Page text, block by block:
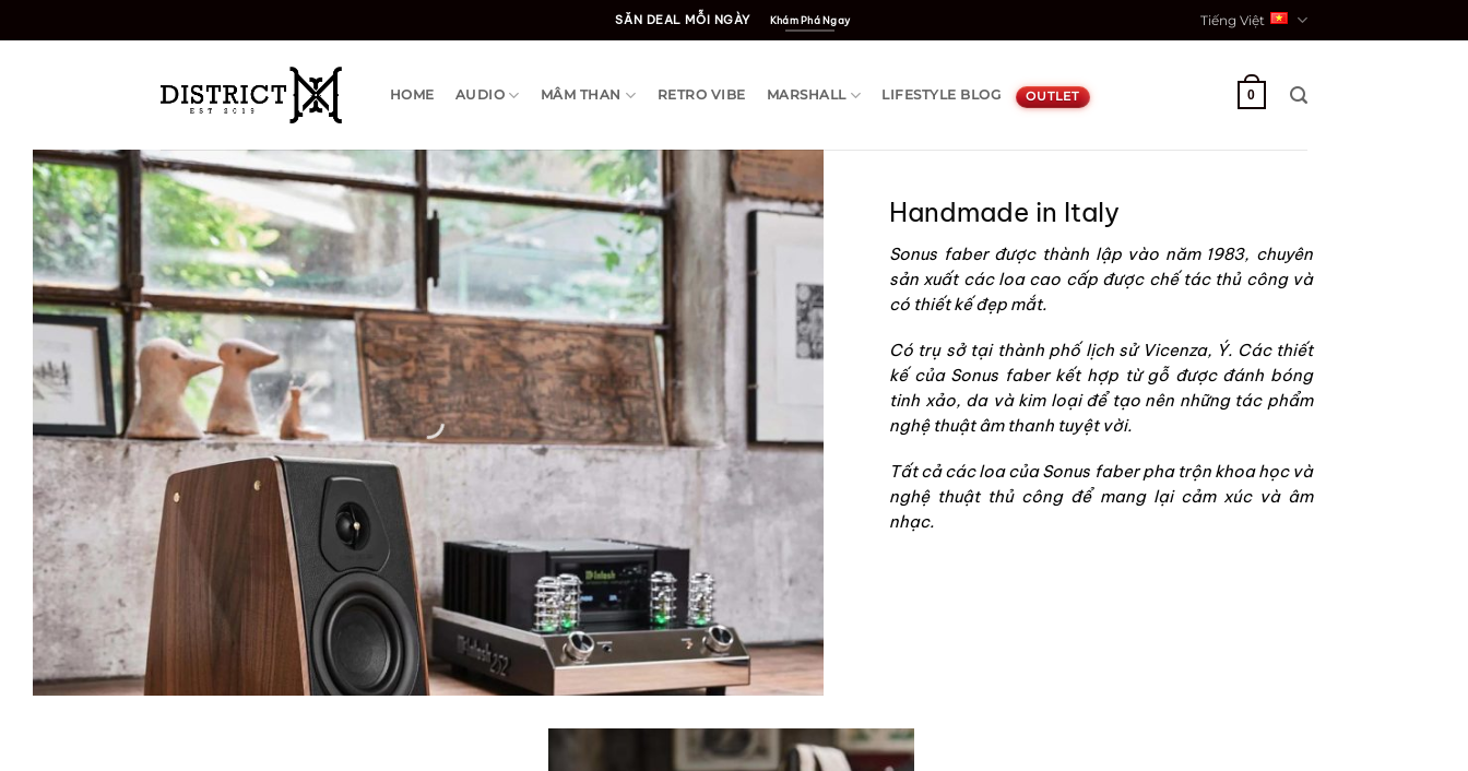
qua
SĂN DEAL MỖI NGÀY Khám Phá Ngay Tiếng Việt
HOME AUDIO MÂM THAN RETRO VIBE MARSHALL LIFESTYLE BLOG OUTLET 0
Handmade in Italy
Sonus faber được thành lập vào năm 1983, chuyên
sản xuất các loa cao cấp được chế tác thủ công và
có thiết kế đẹp mắt.
Có trụ sở tại thành phố lịch sử Vicenza, Ý. Các thiết
kế của Sonus faber kết hợp từ gỗ được đánh bóng
tinh xảo, da và kim loại để tạo nên những tác phẩm
nghệ thuật âm thanh tuyệt vời.
Tất cả các loa của Sonus faber pha trộn khoa học và
nghệ thuật thủ công để mang lại cảm xúc và âm
nhạc.